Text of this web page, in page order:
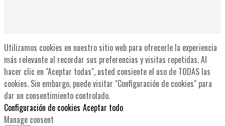
Utilizamos cookies en nuestro sitio web para ofrecerle la experiencia
más relevante al recordar sus preferencias y visitas repetidas. Al
hacer clic en "Aceptar todas", usted consiente el uso de TODAS las
cookies. Sin embargo, puede visitar "Configuración de cookies" para
dar un consentimiento controlado.
Configuración de cookies Aceptar todo
Manage consent